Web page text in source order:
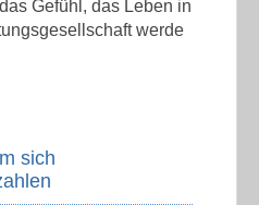
Gefühl, das Leben in
werde
sich